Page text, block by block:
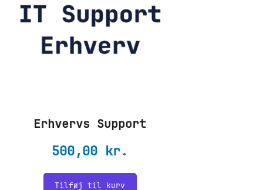
Erhvervs Support
500,00 kr.
Tilføj til kurv